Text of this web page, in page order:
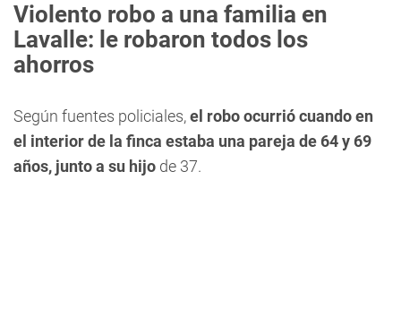
Violento robo a una familia en
Lavalle: le robaron todos los
ahorros
Según fuentes policiales,el robo ocurrió cuando en
el interior de la finca estaba una pareja de 64 y 69
años, junto a su hijo de 37.